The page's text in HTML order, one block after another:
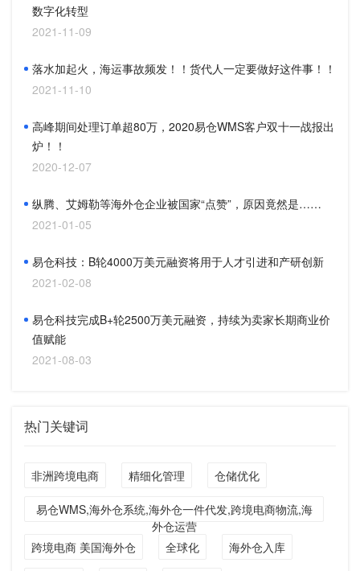
数字化转型
2021-11-09
落水加起火，海运事故频发！！货代人一定要做好这件事！！
2021-11-10
高峰期间处理订单超80万，2020易仓WMS客户双十一战报出
炉！！
2020-12-07
纵腾、艾姆勒等海外仓企业被国家“点赞”，原因竟然是……
2021-01-05
易仓科技：B轮4000万美元融资将用于人才引进和产研创新
2021-02-08
易仓科技完成B+轮2500万美元融资，持续为卖家长期商业价
值赋能
2021-08-03
热门关键词
非洲跨境电商 精细化管理 仓储优化
易仓WMS,海外仓系统,海外仓一件代发,跨境电商物流,海
外仓运营
跨境电商 美国海外仓
全球化 海外仓入库